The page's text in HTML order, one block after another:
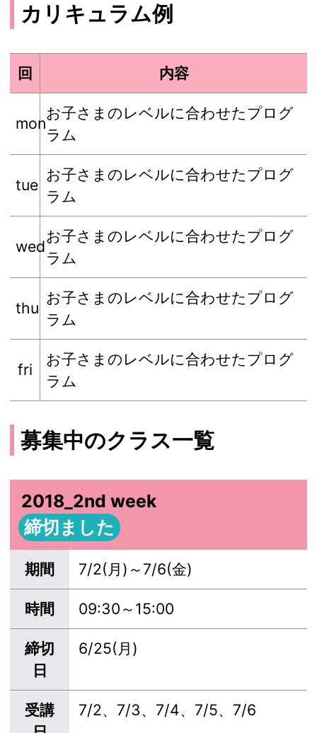
カリキュラム例
回 内容
mon
お子さまのレベルに合わせたプログ
ラム
tue
お子さまのレベルに合わせたプログ
ラム
wed
お子さまのレベルに合わせたプログ
ラム
thu
お子さまのレベルに合わせたプログ
ラム
fri
お子さまのレベルに合わせたプログ
ラム
募集中のクラス一覧
2018_2nd week
締切ました
期間 7/2(月)～7/6(金)
時間 09:30～15:00
締切
日
6/25(月)
受講
7/2、7/3、7/4、7/5、7/6